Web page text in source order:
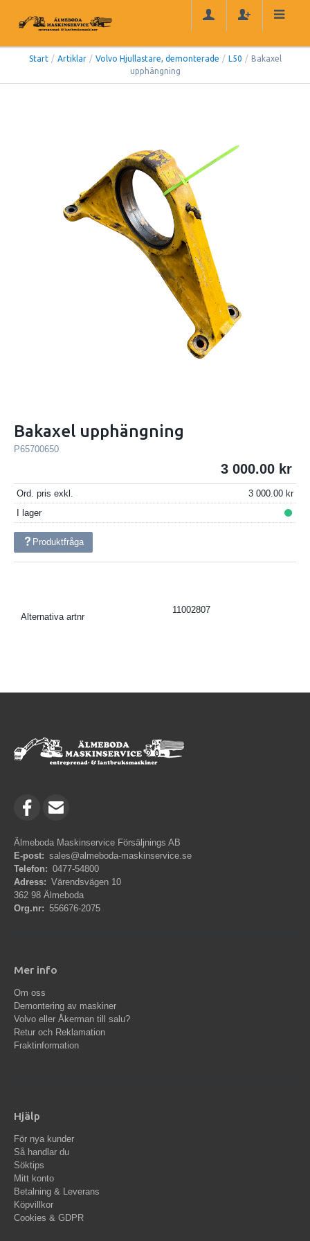
Start / Artiklar / Volvo Hjullastare, demonterade / L50 / Bakaxel
upphängning
Bakaxel upphängning
P65700650
3 000.00
Ord. pris exkl.
3 000.00
I lager
Produktfråga
Alternativa artnr
11002807
Älmeboda Maskinservice Försäljnings AB
E-post: sales@almeboda-maskinservice.se
Telefon: 0477-54800
Adress: Värendsvägen 10
362 98 Älmeboda
Org.nr: 556676-2075
Mer info
Om oss
Demontering av maskiner
Volvo eller Åkerman till salu?
Retur och Reklamation
Fraktinformation
Hjälp
För nya kunder
Så handlar du
Söktips
Mitt konto
Betalning & Leverans
Köpvillkor
Cookies & GDPR